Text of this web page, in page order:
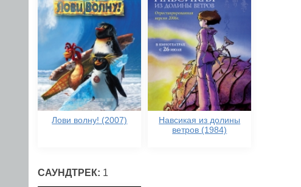
Лови волну! (2007)
Навсикая из долины
ветров (1984)
САУНДТРЕК: 1